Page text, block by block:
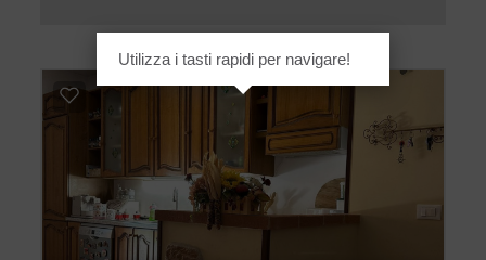
Utilizza i tasti rapidi per navigare!